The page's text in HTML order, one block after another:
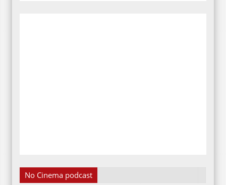
No Cinema podcast